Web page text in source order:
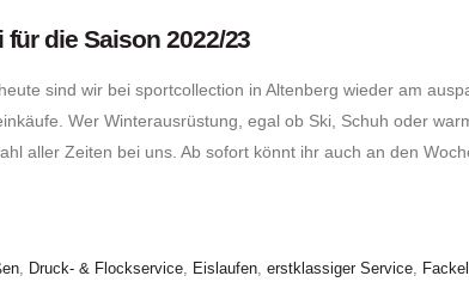
für die Saison 2022/23
sind wir bei sportcollection in Altenberg wieder am
Wer Winterausrüstung, egal ob Ski, Schuh oder
aller Zeiten bei uns. Ab sofort könnt ihr auch an den
, Druck- & Flockservice, Eislaufen, erstklassiger Service,